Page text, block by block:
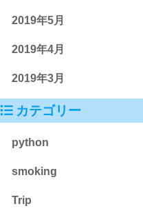
2019年5月
2019年4月
2019年3月
カテゴリー
python
smoking
Trip